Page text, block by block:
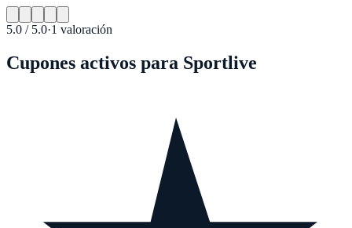
5.0 / 5.0·1 valoración
Cupones activos para Sportlive